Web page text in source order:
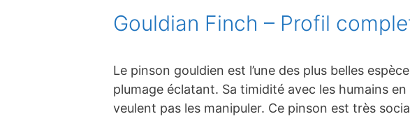
Gouldian Finch – Profil
Le pinson gouldien est l’une des plus belles
plumage éclatant. Sa timidité avec les humains
veulent pas les manipuler. Ce pinson est très